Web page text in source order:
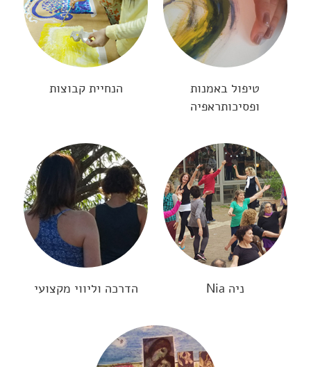
טיפול באמנות
ופסיכותראפיה
הנחיית קבוצות
ניה Nia הדרכה וליווי מקצועי